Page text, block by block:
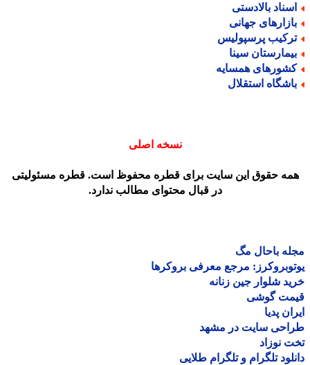
بالادستی
جهانی
پرسپولیس
سینا
همسایه
استقلال
نسخه اصلی
حقوق این سایت برای قطره محفوظ است. قطره مسئولیتی
در قبال محتوای مطالب ندارد.
باحال مگ
مرجع معرفی بروکرها
شلوار جین زنانه
گوشی
پدیا
سایت در مشهد
نوزاد
تلگرام و تلگرام طلایی